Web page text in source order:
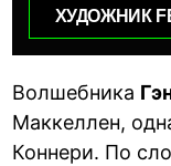
ХУДОЖНИК
Волшебника
Маккеллен,
Коннери. По